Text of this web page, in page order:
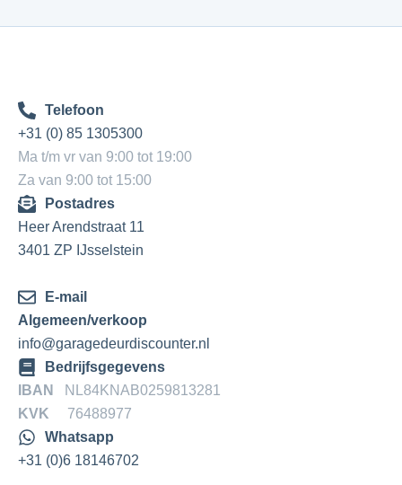
Telefoon
+31 (0) 85 1305300
Ma t/m vr van 9:00 tot 19:00
Za van 9:00 tot 15:00
Postadres
Heer Arendstraat 11
3401 ZP IJsselstein
E-mail
Algemeen/verkoop
info@garagedeurdiscounter.nl
Bedrijfsgegevens
IBAN
NL84KNAB0259813281
KVK 76488977
Whatsapp
+31 (0)6 18146702